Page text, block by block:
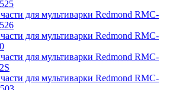
для мультиварки Redmond RMC-
для мультиварки Redmond RMC-
для мультиварки Redmond RMC-
для мультиварки Redmond RMC-